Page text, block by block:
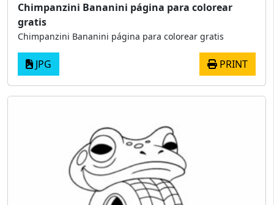
Chimpanzini Bananini página para colorear
gratis
Chimpanzini Bananini página para colorear gratis
JPG PRINT